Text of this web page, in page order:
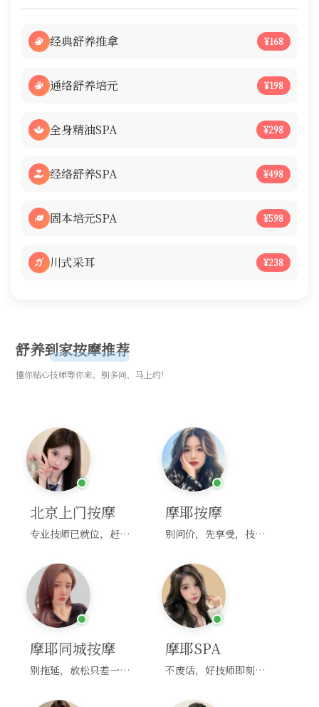
经典舒养推拿 ¥168
通络舒养培元 ¥198
全身精油SPA ¥298
经络舒养SPA ¥498
固本培元SPA ¥598
川式采耳 ¥238
舒养到家按摩推荐
懂你贴心技师等你来，别多问，马上约！
北京上门按摩
专业技师已就位，赶紧下单！
摩耶按摩
别问价，先享受，技师马上到！
摩耶同城按摩
别拖延，放松只差一次点击！
摩耶SPA
不废话，好技师即刻上门，约！